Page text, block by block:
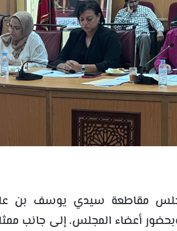
لمجلس مقاطعة سيدي يوسف بن
أعضاء المجلس، إلى جانب